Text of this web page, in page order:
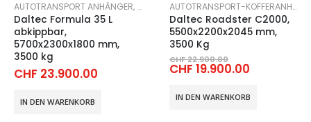
KOFFERANHÄNGER
AUTOTRANSPORT ANHÄNGER, AUTOTRANSPORT-KOFFERANHÄNGER
Daltec Formula 35 L
abkippbar,
5700x2300x1800 mm,
3500 kg
CHF 23.900.00
IN DEN WARENKORB
AUTOTRANSPORT-KOFFERANHÄNGER
Daltec Roadster C2000,
5500x2200x2045 mm,
3500 Kg
CHF22.900.00
Preis
CHF
CHF 19.900.00
CHF
IN DEN WARENKORB